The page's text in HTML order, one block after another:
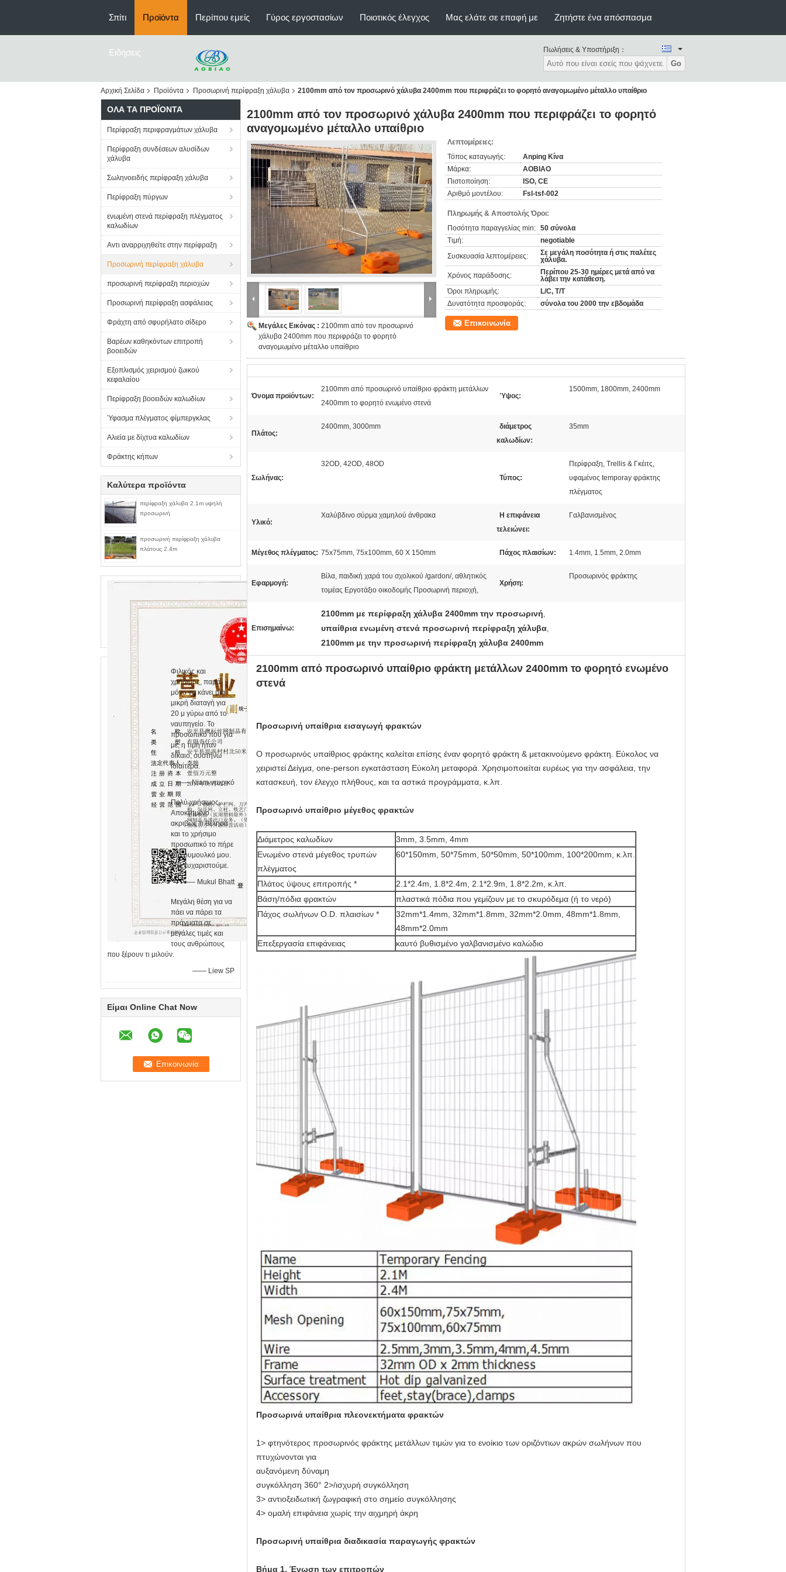
Σπίτι Προϊόντα Περίπου εμείς Γύρος εργοστασίων Ποιοτικός έλεγχος Μας ελάτε σε επαφή με Ζητήστε ένα απόσπασμα
Ειδήσεις Πωλήσεις & Υποστήριξη：
Go
Αρχική Σελίδα Προϊόντα Προσωρινή περίφραξη χάλυβα 2100mm από τον προσωρινό χάλυβα 2400mm που περιφράζει το φορητό αναγομωμένο μέταλλο υπαίθριο
ΌΛΑ ΤΑ ΠΡΟΪΌΝΤΑ
Περίφραξη περιφραγμάτων χάλυβα
Περίφραξη συνδέσεων αλυσίδων
χάλυβα
Σωληνοειδής περίφραξη χάλυβα
Περίφραξη πύργων
ενωμένη στενά περίφραξη πλέγματος
καλωδίων
Αντι αναρριχηθείτε στην περίφραξη
Προσωρινή περίφραξη χάλυβα
προσωρινή περίφραξη περιοχών
Προσωρινή περίφραξη ασφάλειας
Φράχτη από σφυρήλατο σίδερο
Βαρέων καθηκόντων επιτροπή
βοοειδών
Εξοπλισμός χειρισμού ζωικού
κεφαλαίου
Περίφραξη βοοειδών καλωδίων
Ύφασμα πλέγματος φίμπεργκλας
Αλιεία με δίχτυα καλωδίων
Φράκτης κήπων
Καλύτερα προϊόντα
περίφραξη χάλυβα 2.1m υψηλή
προσωρινή
προσωρινή περίφραξη χάλυβα
πλάτους 2.4m
Φιλικός και
χρήσιμος, παρά
μόνο να κάνει μια
μικρή διαταγή για
20 μ γύρω από το
ναυπηγείο. Το
προσωπικό που για
με, η τιμή ήταν
δίκαιο, συστήνω
ιδιαίτερα.
—— Niam νευρικό
Πολύ χρήσιμος.
Αποκτημένο
ακριβώς τι θέλησα
και το χρήσιμο
προσωπικό το πήρε
στο ρυμουλκό μου.
Σας ευχαριστούμε.
—— Mukul Bhatt
Μεγάλη θέση για να
πάει να πάρει τα
πράγματα σε
μεγάλες τιμές και
τους ανθρώπους
που ξέρουν τι μιλούν.
—— Liew SP
Είμαι Online Chat Now
2100mm από τον προσωρινό χάλυβα 2400mm που περιφράζει το φορητό
αναγομωμένο μέταλλο υπαίθριο
Μεγάλες Εικόνας : 2100mm από τον προσωρινό
χάλυβα 2400mm που περιφράζει το φορητό
αναγομωμένο μέταλλο υπαίθριο
Λεπτομέρειες:
Τόπος καταγωγής:
Anping Κίνα
Μάρκα:
AOBIAO
Πιστοποίηση:
ISO, CE
Αριθμό μοντέλου:
Fsl-tsf-002
Πληρωμής & Αποστολής Όροι:
Ποσότητα παραγγελίας min: 50 σύνολα
Τιμή:
negotiable
Συσκευασία λεπτομέρειες:
Σε μεγάλη ποσότητα ή στις παλέτες
χάλυβα.
Χρόνος παράδοσης:
Περίπου 25-30 ημέρες μετά από να
λάβει την κατάθεση.
Όροι πληρωμής:
L/C, T/T
Δυνατότητα προσφοράς:
σύνολα του 2000 την εβδομάδα
Επικοινωνία
Όνομα προϊόντων:
2100mm από προσωρινό υπαίθριο φράκτη μετάλλων
2400mm το φορητό ενωμένο στενά
Ύψος:
1500mm, 1800mm, 2400mm
Πλάτος:
2400mm, 3000mm
διάμετρος
καλωδίων:
35mm
Σωλήνας:
32OD, 42OD, 48OD
Τύπος:
Περίφραξη, Trellis & Γκέιτς,
υφαμένος temporay φράκτης
πλέγματος
Υλικό:
Χαλύβδινο σύρμα χαμηλού άνθρακα
Η επιφάνεια
τελειώνει:
Γαλβανισμένος
Μέγεθος πλέγματος: 75x75mm, 75x100mm, 60 X 150mm Πάχος πλαισίων: 1.4mm, 1.5mm, 2.0mm
Εφαρμογή:
Βίλα, παιδική χαρά του σχολικού /gardon/, αθλητικός
τομέας Εργοτάξιο οικοδομής Προσωρινή περιοχή,
Χρήση:
Προσωρινός φράκτης
Επισημαίνω:
2100mm με περίφραξη χάλυβα 2400mm την προσωρινή,
υπαίθρια ενωμένη στενά προσωρινή περίφραξη χάλυβα,
2100mm με την προσωρινή περίφραξη χάλυβα 2400mm
2100mm από προσωρινό υπαίθριο φράκτη μετάλλων 2400mm το φορητό ενωμένο
στενά
Προσωρινή υπαίθρια εισαγωγή φρακτών
Ο προσωρινός υπαίθριος φράκτης καλείται επίσης έναν φορητό φράκτη & μετακινούμενο φράκτη. Εύκολος να
χειριστεί Δείγμα, one-person εγκατάσταση Εύκολη μεταφορά. Χρησιμοποιείται ευρέως για την ασφάλεια, την
κατασκευή, τον έλεγχο πλήθους, και τα αστικά προγράμματα, κ.λπ.
Προσωρινό υπαίθριο μέγεθος φρακτών
Διάμετρος καλωδίων
3mm, 3.5mm, 4mm
Ενωμένο στενά μέγεθος τρυπών
πλέγματος
60*150mm, 50*75mm, 50*50mm, 50*100mm, 100*200mm, κ.λπ.
Πλάτος ύψους επιτροπής *
2.1*2.4m, 1.8*2.4m, 2.1*2.9m, 1.8*2.2m, κ.λπ.
Βάση/πόδια φρακτών
πλαστικά πόδια που γεμίζουν με το σκυρόδεμα (ή το νερό)
Πάχος σωλήνων O.D. πλαισίων *
32mm*1.4mm, 32mm*1.8mm, 32mm*2.0mm, 48mm*1.8mm,
48mm*2.0mm
Επεξεργασία επιφάνειας
καυτό βυθισμένο γαλβανισμένο καλώδιο
Προσωρινά υπαίθρια πλεονεκτήματα φρακτών
1> φτηνότερος προσωρινός φράκτης μετάλλων τιμών για το ενοίκιο των οριζόντιων ακρών σωλήνων που
πτυχώνονται για
αυξανόμενη δύναμη
συγκόλληση 360° 2>/ισχυρή συγκόλληση
3> αντιοξειδωτική ζωγραφική στο σημείο συγκόλλησης
4> ομαλή επιφάνεια χωρίς την αιχμηρή άκρη
Προσωρινή υπαίθρια διαδικασία παραγωγής φρακτών
Βήμα 1. Ένωση των επιτροπών